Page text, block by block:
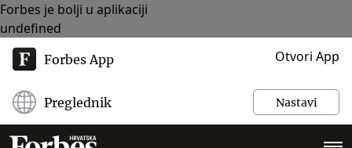
Forbes je bolji u aplikaciji
undefined
Forbes App Otvori App
Preglednik Nastavi